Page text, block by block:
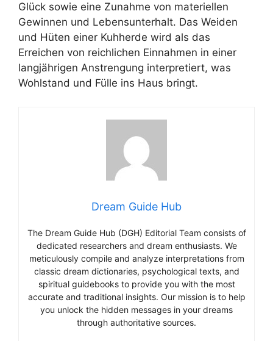
Glück sowie eine Zunahme von materiellen
Gewinnen und Lebensunterhalt. Das Weiden
und Hüten einer Kuhherde wird als das
Erreichen von reichlichen Einnahmen in einer
langjährigen Anstrengung interpretiert, was
Wohlstand und Fülle ins Haus bringt.
Dream Guide Hub
The Dream Guide Hub (DGH) Editorial Team consists of
dedicated researchers and dream enthusiasts. We
meticulously compile and analyze interpretations from
classic dream dictionaries, psychological texts, and
spiritual guidebooks to provide you with the most
accurate and traditional insights. Our mission is to help
you unlock the hidden messages in your dreams
through authoritative sources.